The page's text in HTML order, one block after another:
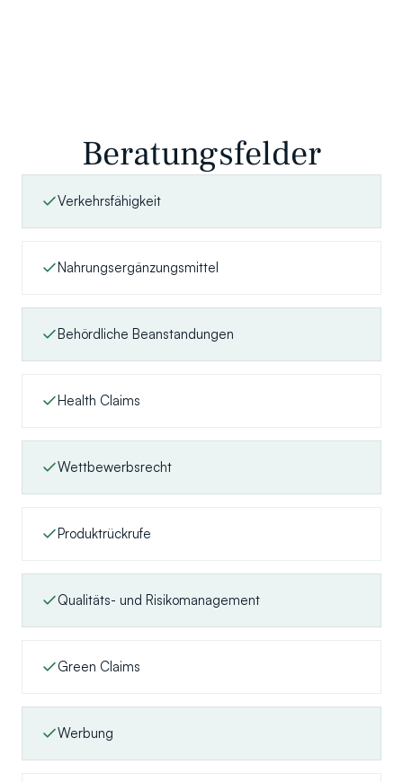
Beratungsfelder
Verkehrsfähigkeit
Nahrungsergänzungsmittel
Behördliche Beanstandungen
Health Claims
Wettbewerbsrecht
Produktrückrufe
Qualitäts- und Risikomanagement
Green Claims
Werbung